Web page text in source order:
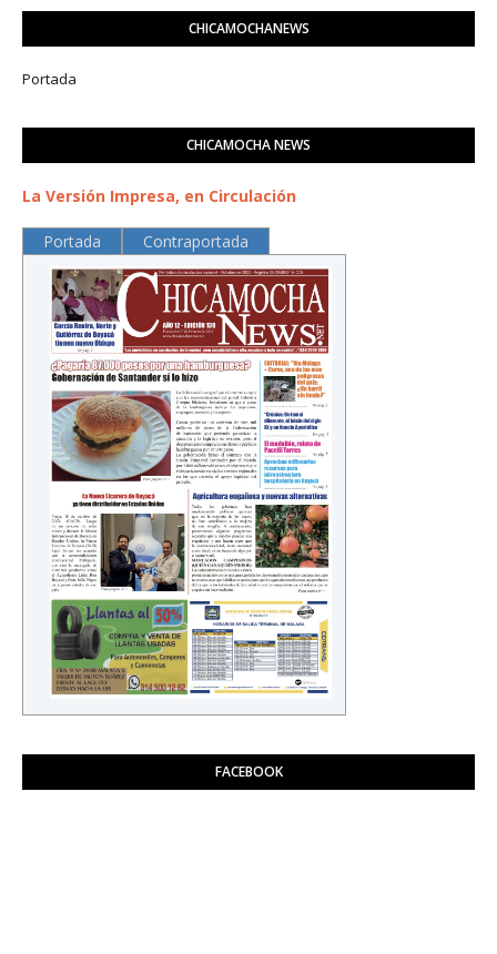
CHICAMOCHANEWS
Portada
CHICAMOCHA NEWS
La Versión Impresa, en Circulación
Portada Contraportada
FACEBOOK